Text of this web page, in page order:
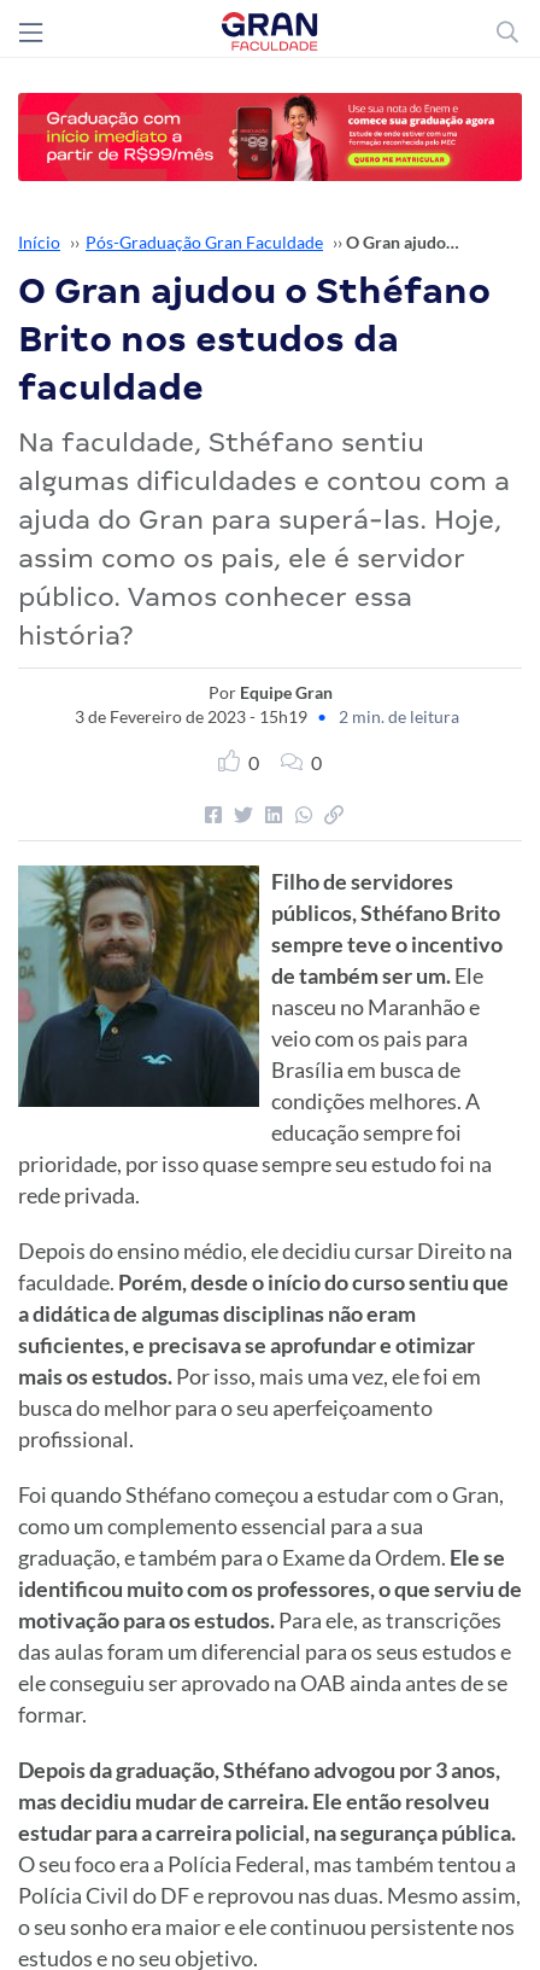
Início ›› Pós-Graduação Gran Faculdade ›› O Gran ajudou o Sthéfano Brito nos estudos da faculdade
O Gran ajudou o Sthéfano
Brito nos estudos da
faculdade
Na faculdade, Sthéfano sentiu
algumas dificuldades e contou com a
ajuda do Gran para superá-las. Hoje,
assim como os pais, ele é servidor
público. Vamos conhecer essa
história?
Por Equipe Gran
3 de Fevereiro de 2023 - 15h19 • 2 min. de leitura
0 0
Filho de servidores
públicos, Sthéfano Brito
sempre teve o incentivo
de também ser um.Ele
nasceu no Maranhão e
veio com os pais para
Brasília em busca de
condições melhores. A
educação sempre foi
prioridade, por isso quase sempre seu estudo foi na
rede privada.
Depois do ensino médio, ele decidiu cursar Direito na
faculdade. Porém, desde o início do curso sentiu que
a didática de algumas disciplinas não eram
suficientes, e precisava se aprofundar e otimizar
mais os estudos.Por isso, mais uma vez, ele foi em
busca do melhor para o seu aperfeiçoamento
profissional.
Foi quando Sthéfano começou a estudar com o Gran,
como um complemento essencial para a sua
graduação, e também para o Exame da Ordem. Ele se
identificou muito com os professores, o que serviu de
motivação para os estudos.Para ele, as transcrições
das aulas foram um diferencial para os seus estudos e
ele conseguiu ser aprovado na OAB ainda antes de se
formar.
Depois da graduação, Sthéfano advogou por 3 anos,
mas decidiu mudar de carreira. Ele então resolveu
estudar para a carreira policial, na segurança pública.
O seu foco era a Polícia Federal, mas também tentou a
Polícia Civil do DF e reprovou nas duas. Mesmo assim,
o seu sonho era maior e ele continuou persistente nos
estudos e no seu objetivo.